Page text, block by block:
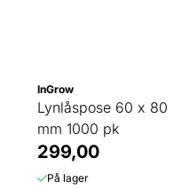
InGrow
Lynlåspose 60 x 80
mm 1000 pk
299,00
På lager